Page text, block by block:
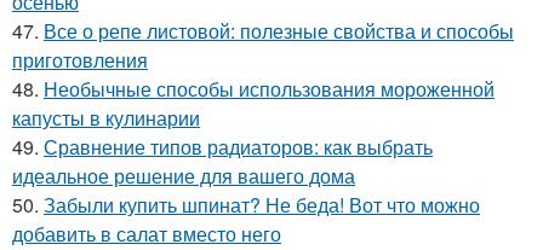
47. Все о репе листовой: полезные свойства и способы
приготовления
48. Необычные способы использования мороженной
капусты в кулинарии
49. Сравнение типов радиаторов: как выбрать
идеальное решение для вашего дома
50. Забыли купить шпинат? Не беда! Вот что можно
добавить в салат вместо него